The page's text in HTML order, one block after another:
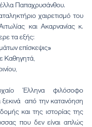
Παπαχρυσάνθου.
και Ακαρνανίας κ.
τα εξής:
επίσκεψις»
Καθηγητά,
από την κατανόηση
και της ιστορίας της
που δεν είναι απλώς